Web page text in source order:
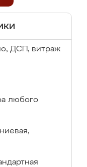
ДСП, витраж
любого